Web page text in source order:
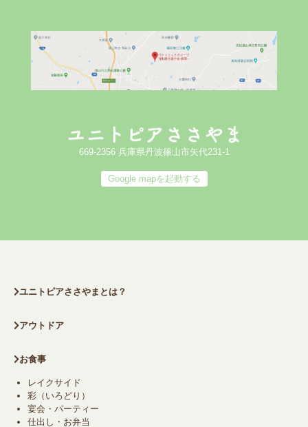
669-2356 兵庫県丹波篠山市矢代231-1
Google mapを起動する
ユニトピアささやまとは？
アウトドア
お食事
レイクサイド
彩（いろどり）
宴会・パーティー
仕出し・お弁当